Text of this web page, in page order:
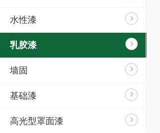
水性漆
乳胶漆
墙固
基础漆
高光型罩面漆